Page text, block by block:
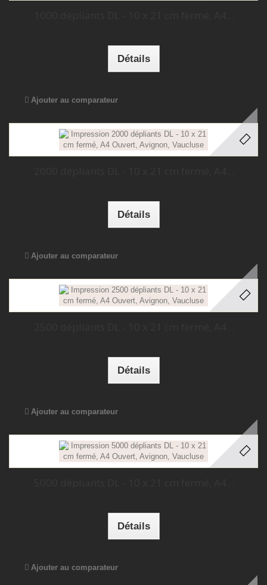
Détails
Ajouter au comparateur
Détails
Ajouter au comparateur
Détails
Ajouter au comparateur
Détails
Ajouter au comparateur